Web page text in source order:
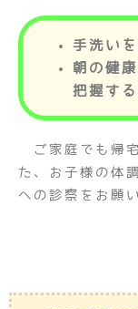
手洗い
朝の健
把握する
ご家庭でも帰
た、お子様の体
への診察をお願